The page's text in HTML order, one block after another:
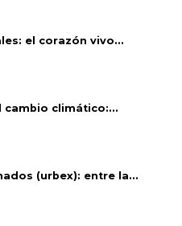
el corazón vivo...
cambio climático:...
(urbex): entre la...